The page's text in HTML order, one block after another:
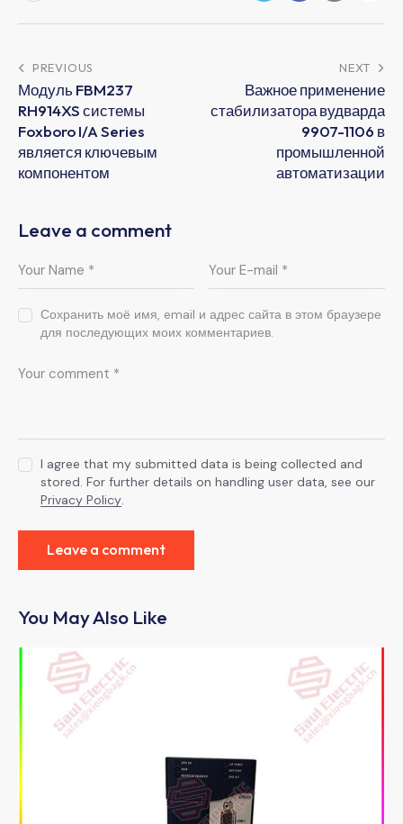
PREVIOUS
Модуль FBM237
RH914XS системы
Foxboro I/A Series
является ключевым
компонентом
NEXT
Важное применение
стабилизатора вудварда
9907-1106 в
промышленной
автоматизации
Leave a comment
Сохранить моё имя, email и адрес сайта в этом браузере
для последующих моих комментариев.
I agree that my submitted data is being collected and
stored. For further details on handling user data, see our
Privacy Policy.
You May Also Like